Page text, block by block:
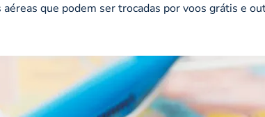
que podem ser trocadas por voos grátis e